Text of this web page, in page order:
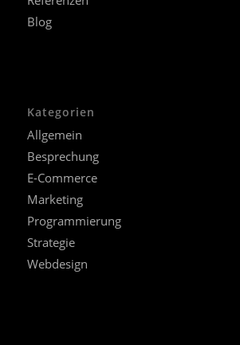
Blog
Kategorien
Allgemein
Besprechung
E-Commerce
Marketing
Programmierung
Strategie
Webdesign